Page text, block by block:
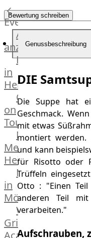
Küchenhelfer
Grillgeräte
Beefer®
Gasgrills
Big
Green
Egg
Grill
Nesmuk
Berkel
Dry
Aging
Schrank
Bücher
Poster
Events
Alle
anzeigen
in
Heinsberg
OTTO
on
Tour
Männer
Metzger
Heinsberg
Markthalle
in
Mönchengladbach
Weber®
Grill
Academy
Bewertung schreiben
Genussbeschreibung
DIE
Die Suppe hat
Geschmack.
mit etwas
montiert werden.
und kann
für Risotto oder
Trüffeln
Otto : "Einen
anderen Teil mit
verarbeiten."
Aufschrauben,